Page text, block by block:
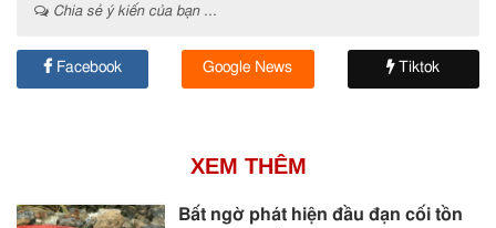
Chia sẻ ý kiến của bạn ...
Facebook Google News Tiktok
XEM THÊM
Bất ngờ phát hiện đầu đạn cối tồn